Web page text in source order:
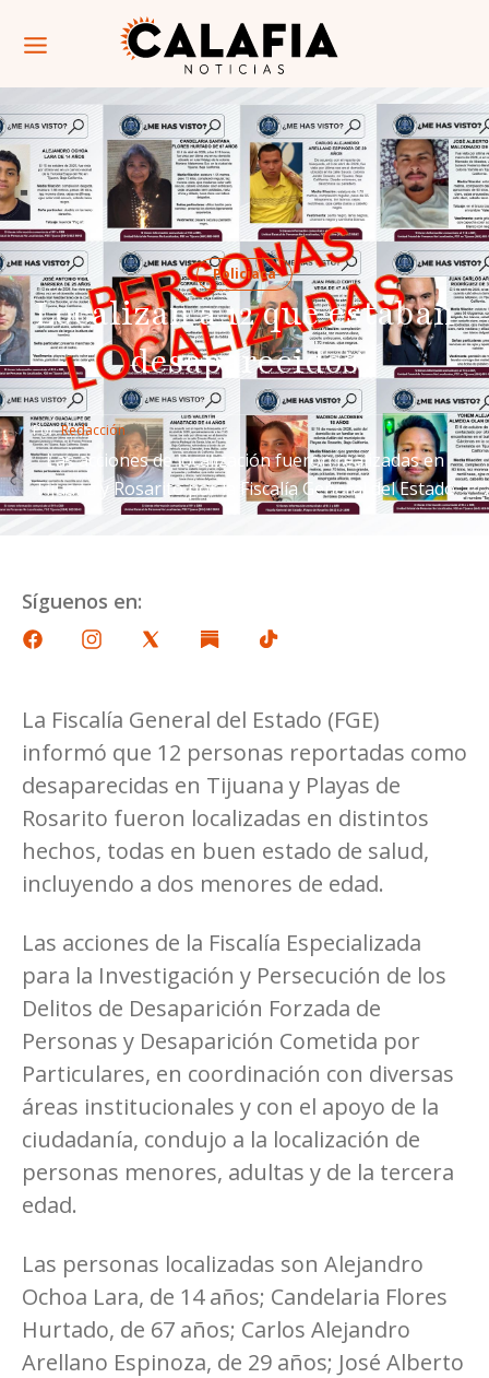
Policiaca
Localizan a 12 que estaban
desaparecidos
Por: Redacción
Las acciones de localización fueron realizadas en
Tijuana y Rosarito por la Fiscalía General del Estado
Síguenos en:
La Fiscalía General del Estado (FGE)
informó que 12 personas reportadas como
desaparecidas en Tijuana y Playas de
Rosarito fueron localizadas en distintos
hechos, todas en buen estado de salud,
incluyendo a dos menores de edad.
Las acciones de la Fiscalía Especializada
para la Investigación y Persecución de los
Delitos de Desaparición Forzada de
Personas y Desaparición Cometida por
Particulares, en coordinación con diversas
áreas institucionales y con el apoyo de la
ciudadanía, condujo a la localización de
personas menores, adultas y de la tercera
edad.
Las personas localizadas son Alejandro
Ochoa Lara, de 14 años; Candelaria Flores
Hurtado, de 67 años; Carlos Alejandro
Arellano Espinoza, de 29 años; José Alberto